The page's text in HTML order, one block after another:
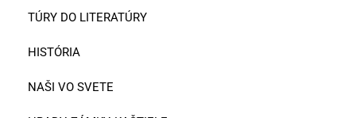
TÚRY DO LITERATÚRY
HISTÓRIA
NAŠI VO SVETE